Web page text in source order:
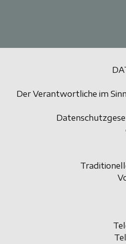
Der Verantwortliche im